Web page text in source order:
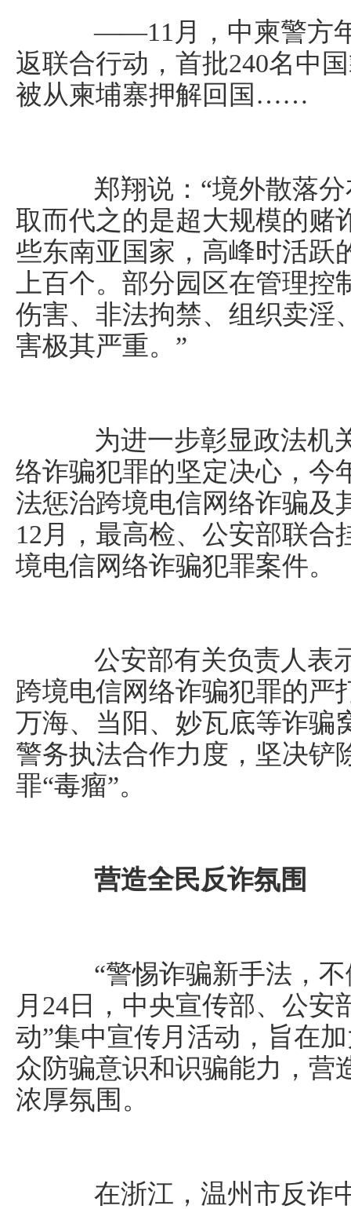
——11月，中柬警方年
返联合行动，首批240名中
被从柬埔寨押解回国……
郑翔说：“境外散落分
取而代之的是超大规模的赌
些东南亚国家，高峰时活跃
上百个。部分园区在管理
伤害、非法拘禁、组织卖淫
害极其严重。”
为进一步彰显政法机
络诈骗犯罪的坚定决心，今
法惩治跨境电信网络诈骗及
12月，最高检、公安部联合
境电信网络诈骗犯罪案件。
公安部有关负责人表
跨境电信网络诈骗犯罪的严
万海、当阳、妙瓦底等诈骗
警务执法合作力度，坚决铲
罪“毒瘤”。
营造全民反诈氛围
“警惕诈骗新手法，不
月24日，中央宣传部、公安
动”集中宣传月活动，旨在
众防骗意识和识骗能力，营
浓厚氛围。
在浙江，温州市反诈中